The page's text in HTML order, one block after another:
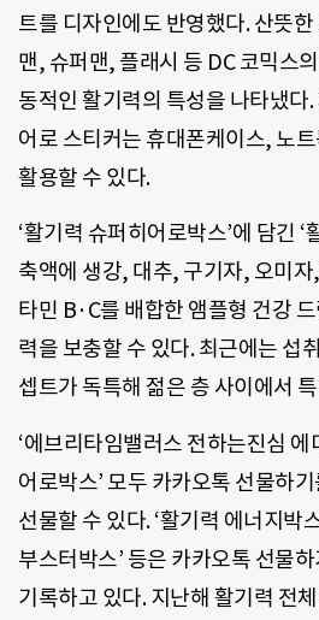
트를 디자인에도 반영했다. 산뜻
맨, 슈퍼맨, 플래시 등 DC 코믹스
동적인 활기력의 특성을 나타냈다.
어로 스티커는 휴대폰케이스, 노
활용할 수 있다.
‘활기력 슈퍼히어로박스’에 담긴 ‘
축액에 생강, 대추, 구기자, 오미자
타민 B·C를 배합한 앰플형 건강
력을 보충할 수 있다. 최근에는 섭
셉트가 독특해 젊은 층 사이에서
‘에브리타임밸러스 전하는진심 에
어로박스’ 모두 카카오톡 선물하
선물할 수 있다. ‘활기력 에너지박
부스터박스’ 등은 카카오톡 선물
기록하고 있다. 지난해 활기력 전